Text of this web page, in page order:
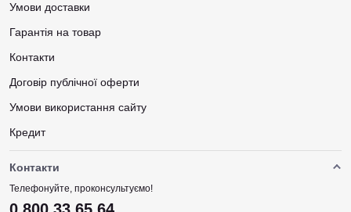
Умови доставки
Гарантія на товар
Контакти
Договір публічної оферти
Умови використання сайту
Кредит
Контакти
Телефонуйте, проконсультуємо!